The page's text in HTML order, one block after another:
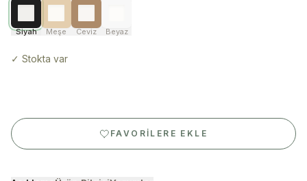
Siyah Meşe Ceviz Beyaz
✓ Stokta var
FAVORILERE EKLE